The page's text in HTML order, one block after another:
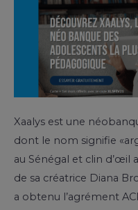
Xaalys est une
dont le nom signifie
au Sénégal et clin d’œil
de sa créatrice Diana
a obtenu l’agrément